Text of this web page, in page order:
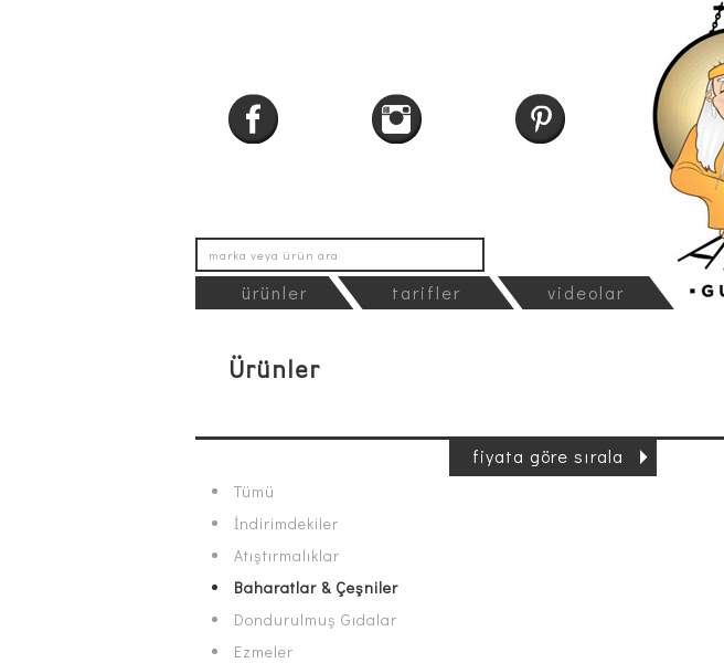
ürünler tarifler videolar
Ürünler
Tümü
İndirimdekiler
Atıştırmalıklar
Baharatlar & Çeşniler
Dondurulmuş Gıdalar
Ezmeler
fiyata göre sırala